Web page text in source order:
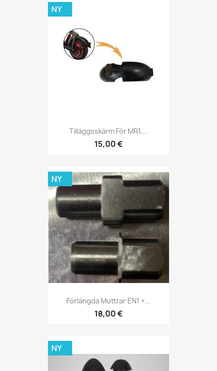
Tilläggsskärm För MR1,...
15,00 €
NY
Förlängda Muttrar EN1 +...
18,00 €
NY
NY